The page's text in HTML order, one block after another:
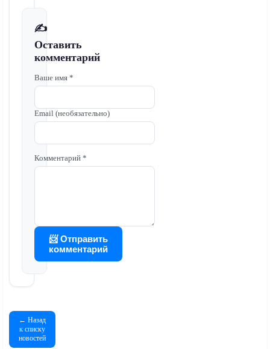
✍️
Оставить
комментарий
Ваше имя *
Email (необязательно)
Комментарий *
📨 Отправить
комментарий
← Назад
к списку
новостей